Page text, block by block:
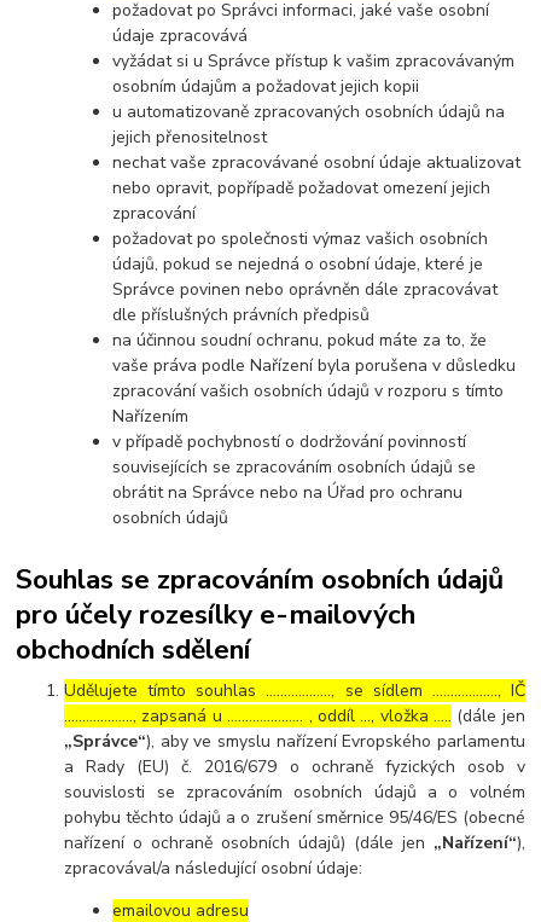
požadovat po Správci informaci, jaké vaše osobní
údaje zpracovává
vyžádat si u Správce přístup k vašim zpracovávaným
osobním údajům a požadovat jejich kopii
u automatizovaně zpracovaných osobních údajů na
jejich přenositelnost
nechat vaše zpracovávané osobní údaje aktualizovat
nebo opravit, popřípadě požadovat omezení jejich
zpracování
požadovat po společnosti výmaz vašich osobních
údajů, pokud se nejedná o osobní údaje, které je
Správce povinen nebo oprávněn dále zpracovávat
dle příslušných právních předpisů
na účinnou soudní ochranu, pokud máte za to, že
vaše práva podle Nařízení byla porušena v důsledku
zpracování vašich osobních údajů v rozporu s tímto
Nařízením
v případě pochybností o dodržování povinností
souvisejících se zpracováním osobních údajů se
obrátit na Správce nebo na Úřad pro ochranu
osobních údajů
Souhlas se zpracováním osobních údajů
pro účely rozesílky e-mailových
obchodních sdělení
Udělujete tímto souhlas ……………..., se sídlem ………………, IČ
………………., zapsaná u ………………… , oddíl …, vložka ….. (dále jen
„Správce“), aby ve smyslu nařízení Evropského parlamentu
a Rady (EU) č. 2016/679 o ochraně fyzických osob v
souvislosti se zpracováním osobních údajů a o volném
pohybu těchto údajů a o zrušení směrnice 95/46/ES (obecné
nařízení o ochraně osobních údajů) (dále jen „Nařízení“),
zpracovával/a následující osobní údaje:
emailovou adresu